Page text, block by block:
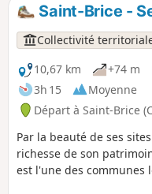
Saint-Brice -
Collectivité
10,67 km
+74 m
3h 15
Moyenne
Départ à Saint-Brice
Par la beauté de ses
richesse de son
est l'une des communes